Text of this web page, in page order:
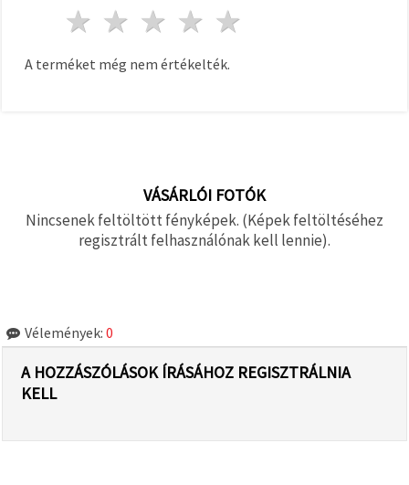
4 csillagok
3 csillagok
2 csillagok
1 csillag
A terméket még nem értékelték.
VÁSÁRLÓI FOTÓK
Nincsenek feltöltött fényképek. (Képek feltöltéséhez
regisztrált felhasználónak kell lennie).
Vélemények: 0
A HOZZÁSZÓLÁSOK ÍRÁSÁHOZ REGISZTRÁLNIA
KELL